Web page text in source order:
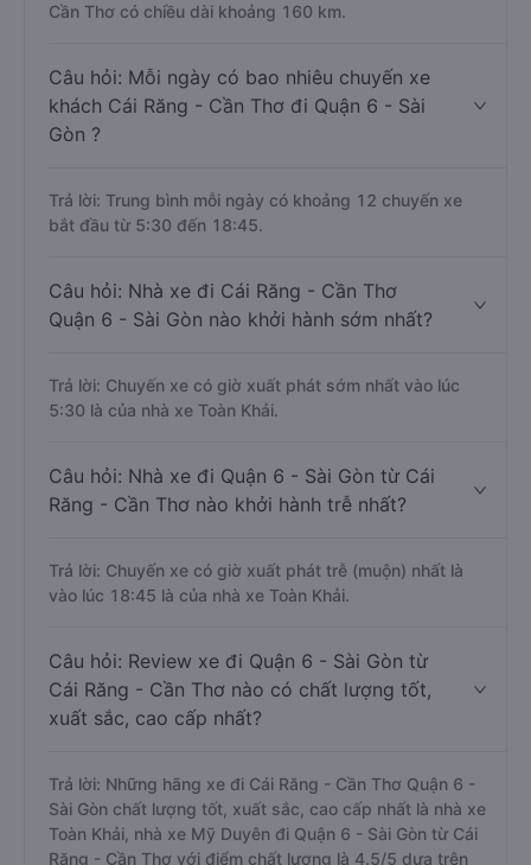
Cần Thơ có chiều dài khoảng 160 km.
Câu hỏi: Mỗi ngày có bao nhiêu chuyến xe
khách Cái Răng - Cần Thơ đi Quận 6 - Sài
Gòn ?
Trả lời: Trung bình mỗi ngày có khoảng 12 chuyến xe
bắt đầu từ 5:30 đến 18:45.
Câu hỏi: Nhà xe đi Cái Răng - Cần Thơ
Quận 6 - Sài Gòn nào khởi hành sớm nhất?
Trả lời: Chuyến xe có giờ xuất phát sớm nhất vào lúc
5:30 là của nhà xe Toàn Khải.
Câu hỏi: Nhà xe đi Quận 6 - Sài Gòn từ Cái
Răng - Cần Thơ nào khởi hành trễ nhất?
Trả lời: Chuyến xe có giờ xuất phát trễ (muộn) nhất là
vào lúc 18:45 là của nhà xe Toàn Khải.
Câu hỏi: Review xe đi Quận 6 - Sài Gòn từ
Cái Răng - Cần Thơ nào có chất lượng tốt,
xuất sắc, cao cấp nhất?
Trả lời: Những hãng xe đi Cái Răng - Cần Thơ Quận 6 -
Sài Gòn chất lượng tốt, xuất sắc, cao cấp nhất là nhà xe
Toàn Khải, nhà xe Mỹ Duyên đi Quận 6 - Sài Gòn từ Cái
Răng - Cần Thơ với điểm chất lượng là 4.5/5 dựa trên